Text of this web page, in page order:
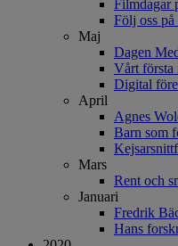
Filmdagar
Följ oss på
Maj
Dagen
Vårt första
Digital
April
Agnes
Barn som
Mars
Rent och
Januari
Fredrik
Hans